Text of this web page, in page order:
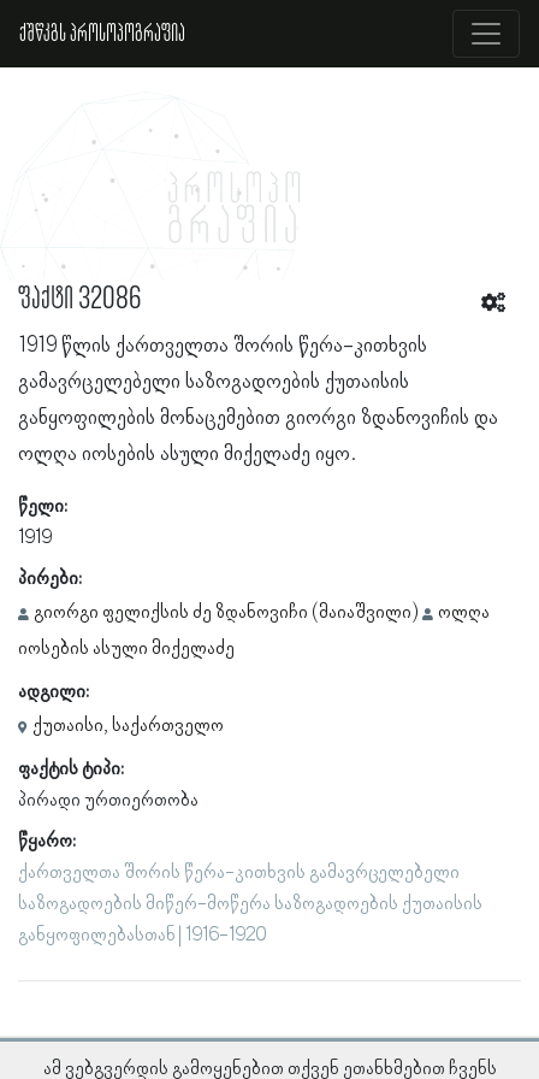
ქშწკგს პროსოპოგრაფია
ფაქტი 32086
1919 წლის ქართველთა შორის წერა-კითხვის
გამავრცელებელი საზოგადოების ქუთაისის
განყოფილების მონაცემებით გიორგი ზდანოვიჩის და
ოლღა იოსების ასული მიქელაძე იყო.
წელი:
1919
პირები:
გიორგი ფელიქსის ძე ზდანოვიჩი (მაიაშვილი)
ოლღა
იოსების ასული მიქელაძე
ადგილი:
ქუთაისი, საქართველო
ფაქტის ტიპი:
პირადი ურთიერთობა
წყარო:
ქართველთა შორის წერა-კითხვის გამავრცელებელი
საზოგადოების მიწერ-მოწერა საზოგადოების ქუთაისის
განყოფილებასთან | 1916-1920
ამ ვებგვერდის გამოყენებით თქვენ ეთანხმებით ჩვენს